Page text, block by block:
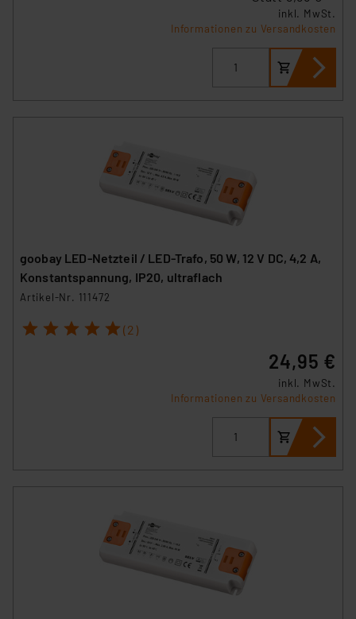
Überwachungsprogrammen verarbeiten, ohne dass
Unsere Kooperation mit diesen Dienstleistern stützt
verbundenen Risiken.“
Datenschutzerklärung
inkl. MwSt.
Informationen zu Versandkosten
goobay LED-Netzteil / LED-Trafo, 50 W, 12 V DC, 4,2 A,
Konstantspannung, IP20, ultraflach
Artikel-Nr. 111472
1 2 3 4 5 (2)
24,95 €
inkl. MwSt.
Informationen zu Versandkosten